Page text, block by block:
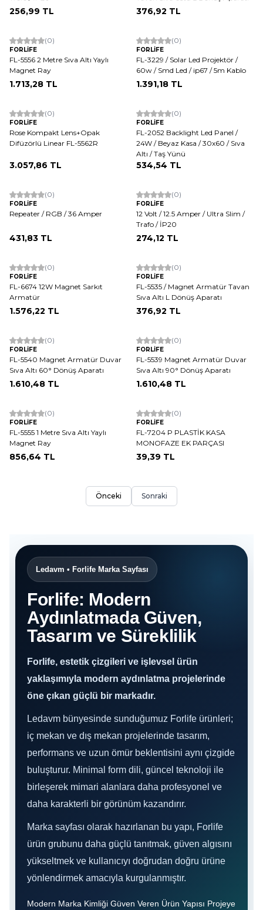
256,99 TL 376,92 TL
(0)
FORLİFE
FL-5556 2 Metre Sıva Altı Yaylı
Magnet Ray
1.713,28 TL
(0)
FORLİFE
FL-3229 / Solar Led Projektör /
60w / Smd Led / ip67 / 5m Kablo
1.391,18 TL
(0)
FORLİFE
Rose Kompakt Lens+Opak
Difüzörlü Linear FL-5562R
3.057,86 TL
(0)
FORLİFE
FL-2052 Backlight Led Panel /
24W / Beyaz Kasa / 30x60 / Sıva
Altı / Taş Yünü
534,54 TL
(0)
FORLİFE
Repeater / RGB / 36 Amper
431,83 TL
(0)
FORLİFE
12 Volt / 12.5 Amper / Ultra Slim /
Trafo / İP20
274,12 TL
(0)
FORLİFE
FL-6674 12W Magnet Sarkıt
Armatür
1.576,22 TL
(0)
FORLİFE
FL-5535 / Magnet Armatür Tavan
Sıva Altı L Dönüş Aparatı
376,92 TL
(0)
FORLİFE
FL-5540 Magnet Armatür Duvar
Sıva Altı 60° Dönüş Aparatı
1.610,48 TL
(0)
FORLİFE
FL-5539 Magnet Armatür Duvar
Sıva Altı 90° Dönüş Aparatı
1.610,48 TL
(0)
FORLİFE
FL-5555 1 Metre Sıva Altı Yaylı
Magnet Ray
856,64 TL
(0)
FORLİFE
FL-7204 P PLASTİK KASA
MONOFAZE EK PARÇASI
39,39 TL
Önceki Sonraki
Ledavm • Forlife Marka Sayfası
Forlife: Modern
Aydınlatmada Güven,
Tasarım ve Süreklilik
Forlife, estetik çizgileri ve işlevsel ürün
yaklaşımıyla modern aydınlatma projelerinde
öne çıkan güçlü bir markadır.
Ledavm bünyesinde sunduğumuz Forlife ürünleri;
iç mekan ve dış mekan projelerinde tasarım,
performans ve uzun ömür beklentisini aynı çizgide
buluşturur. Minimal form dili, güncel teknoloji ile
birleşerek mimari alanlara daha profesyonel ve
daha karakterli bir görünüm kazandırır.
Marka sayfası olarak hazırlanan bu yapı, Forlife
ürün grubunu daha güçlü tanıtmak, güven algısını
yükseltmek ve kullanıcıyı doğrudan doğru ürüne
yönlendirmek amacıyla kurgulanmıştır.
Modern Marka Kimliği Güven Veren Ürün Yapısı Projeye